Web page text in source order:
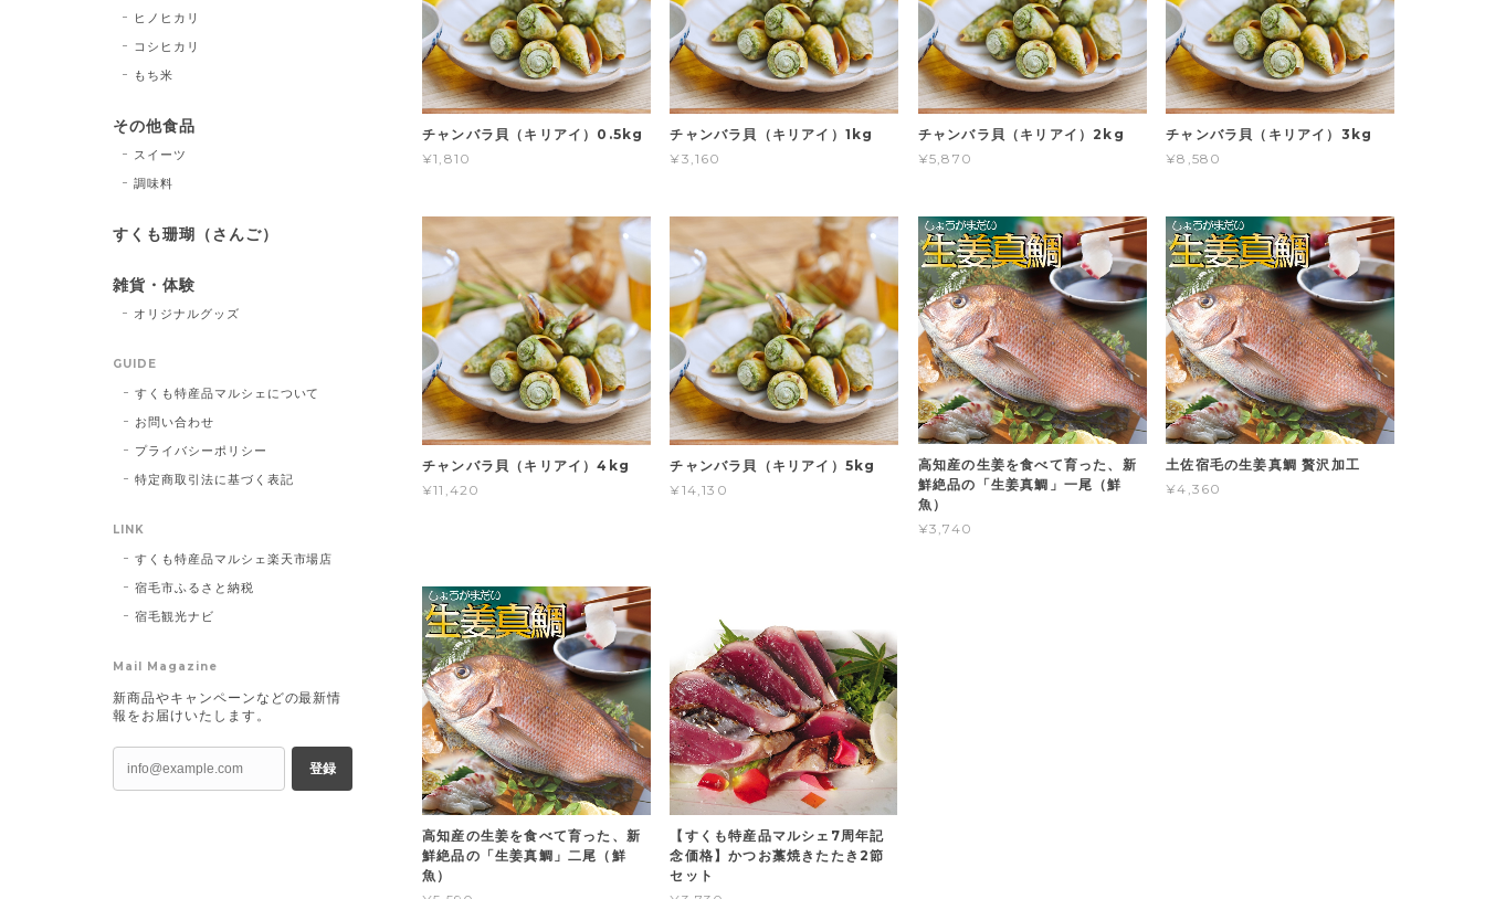
チャンバラ貝（キリアイ）0.5kg
¥1,810
チャンバラ貝（キリアイ）1kg
¥3,160
チャンバラ貝（キリアイ）2kg
¥5,870
チャンバラ貝（キリアイ）3kg
¥8,580
チャンバラ貝（キリアイ）4kg
¥11,420
チャンバラ貝（キリアイ）5kg
¥14,130
高知産の生姜を食べて育った、新
鮮絶品の「生姜真鯛」一尾（鮮
魚）
¥3,740
土佐宿毛の生姜真鯛 贅沢加工
¥4,360
高知産の生姜を食べて育った、新
鮮絶品の「生姜真鯛」二尾（鮮
魚）
【すくも特産品マルシェ7周年記
念価格】かつお藁焼きたたき2節
セット
ヒノヒカリ
コシヒカリ
もち米
その他食品
スイーツ
調味料
すくも珊瑚（さんご）
雑貨・体験
オリジナルグッズ
GUIDE
すくも特産品マルシェについて
お問い合わせ
プライバシーポリシー
特定商取引法に基づく表記
LINK
すくも特産品マルシェ楽天市場店
宿毛市ふるさと納税
宿毛観光ナビ
Mail Magazine
新商品やキャンペーンなどの最新情
報をお届けいたします。
登録